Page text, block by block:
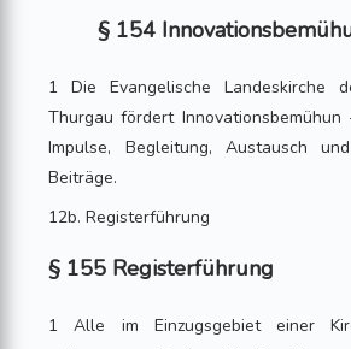
§ 154
1 Die Evangelische Landeskirche
Thurgau fördert
Impulse, Begleitung, Austausch
Beiträge.
12b. Registerführung
§ 155 Registerführung
1 Alle im Einzugsgebiet einer